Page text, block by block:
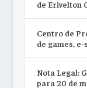
de Erivelton
Centro de
de games,
Nota Legal:
para 20 de